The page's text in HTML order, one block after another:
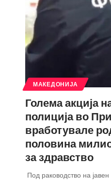
МАКЕДОНИЈА
Голема акција
полиција во
вработувале
половина
за здравство
Под раководство на